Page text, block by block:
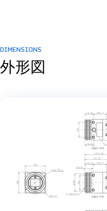
DIMENSIONS
外形図